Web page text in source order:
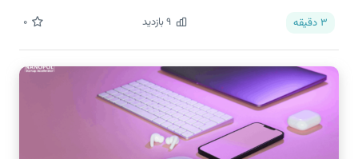
3 دقیقه 9بازدید 0